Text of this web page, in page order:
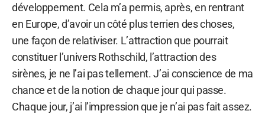
développement. Cela m’a permis, après, en rentrant
en Europe, d’avoir un côté plus terrien des choses,
une façon de relativiser. L’attraction que pourrait
constituer l’univers Rothschild, l’attraction des
sirènes, je ne l’ai pas tellement. J’ai conscience de ma
chance et de la notion de chaque jour qui passe.
Chaque jour, j’ai l’impression que je n’ai pas fait assez.